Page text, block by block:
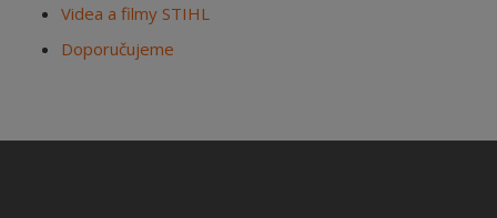
Videa a filmy STIHL
Doporučujeme